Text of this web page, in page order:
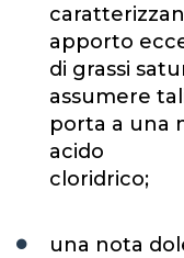
apporto
di grassi
assumere
porta a una
acido
una nota